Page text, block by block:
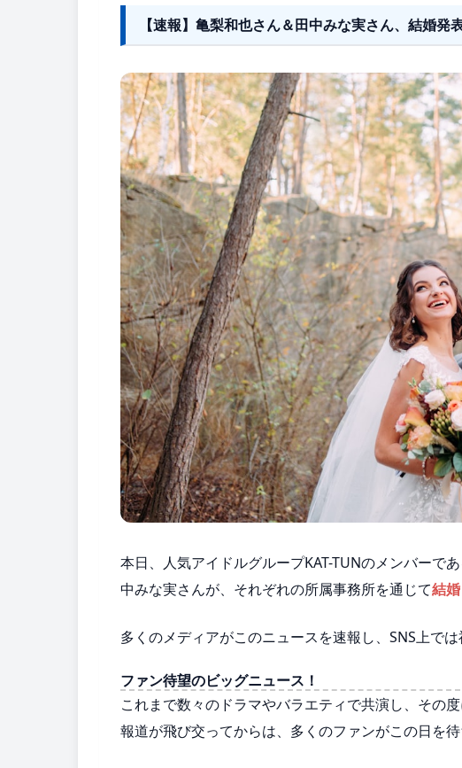
【速報】亀梨和也さん＆田中みな実さん、結婚発
本日、人気アイドルグループKAT-TUNのメンバーで
中みな実さんが、それぞれの所属事務所を通じて結
多くのメディアがこのニュースを速報し、SNS上で
ファン待望のビッグニュース！
これまで数々のドラマやバラエティで共演し、その
報道が飛び交ってからは、多くのファンがこの日を待